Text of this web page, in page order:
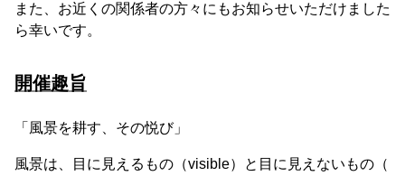
また、お近くの関係者の方々にもお知らせいただけました
ら幸いです。
開催趣旨
「風景を耕す、その悦び」
風景は、目に見えるもの（visible）と目に見えないもの（